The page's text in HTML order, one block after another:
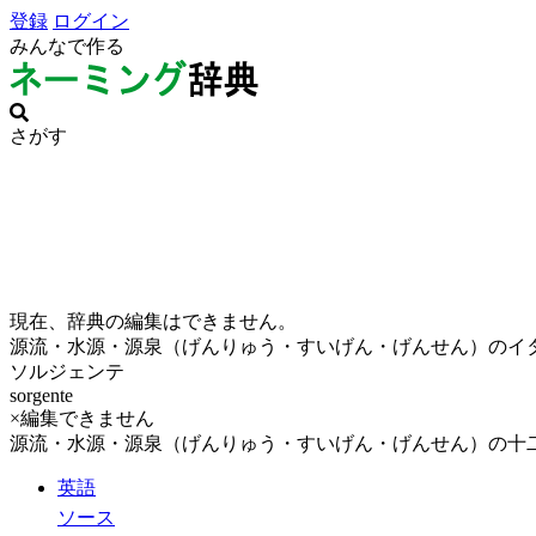
登録 ログイン
みんなで作る
さがす
現在、辞典の編集はできません。
源流・水源・源泉（げんりゅう・すいげん・げんせん）のイ
ソルジェンテ
sorgente
×編集できません
源流・水源・源泉（げんりゅう・すいげん・げんせん）の十
英語
ソース